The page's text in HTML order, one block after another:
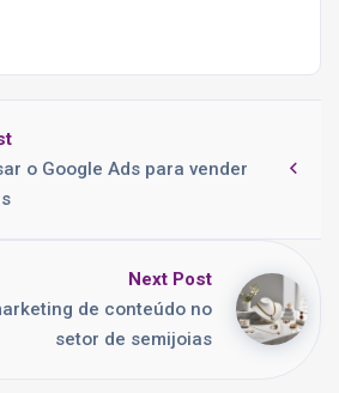
o Google Ads para vender
Next Post
de conteúdo no
setor de semijoias